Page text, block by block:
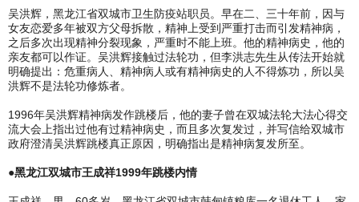
吴洪辉，黑龙江省双城市卫生防疫站职员。早在二、三十年前，因与
女友恋爱多年被双方父母拆散，精神上受到严重打击而引发精神病，
之后多次出现精神分裂现象，严重时不能上班。他的精神病史，他的
亲友都可以作证。吴洪辉接触过法轮功，但李洪志先生从传法开始就
明确提出：危重病人、精神病人或有精神病史的人不得炼功，所以吴
洪辉不是法轮功修炼者。
1996年吴洪辉精神病发作跳楼后，他的妻子曾在双城法轮大法心得交
流大会上指出过他有过精神病史，而且多次复发过，并写信给双城市
政府澄清吴洪辉跳楼真正原因，明确指出是精神病复发所至。
●黑龙江双城市王成祥1999年跳楼内情